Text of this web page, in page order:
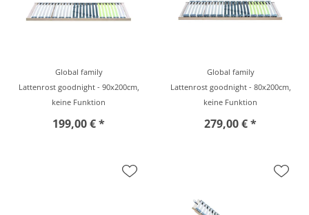
Global family
Lattenrost goodnight - 90x200cm,
keine Funktion
199,00 € *
Global family
Lattenrost goodnight - 80x200cm,
keine Funktion
279,00 € *